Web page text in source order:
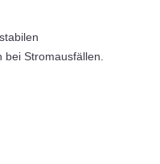
bei Stromausfällen.